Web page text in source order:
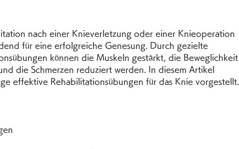
nach einer Knieverletzung oder einer Knieoperation
für eine erfolgreiche Genesung. Durch gezielte
können die Muskeln gestärkt, die Beweglichkeit
die Schmerzen reduziert werden. In diesem Artikel
effektive Rehabilitationsübungen für das Knie vorgestellt.